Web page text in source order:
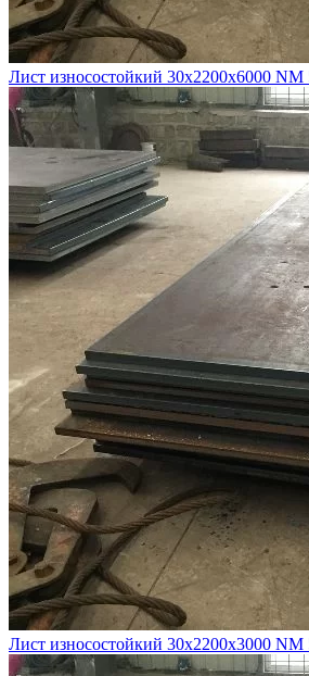
Лист износостойкий 30х2200х6000 NM
Лист износостойкий 30х2200х3000 NM